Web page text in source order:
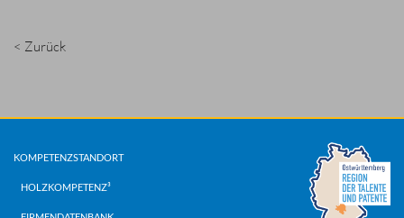
< Zurück
KOMPETENZSTANDORT
HOLZKOMPETENZ³